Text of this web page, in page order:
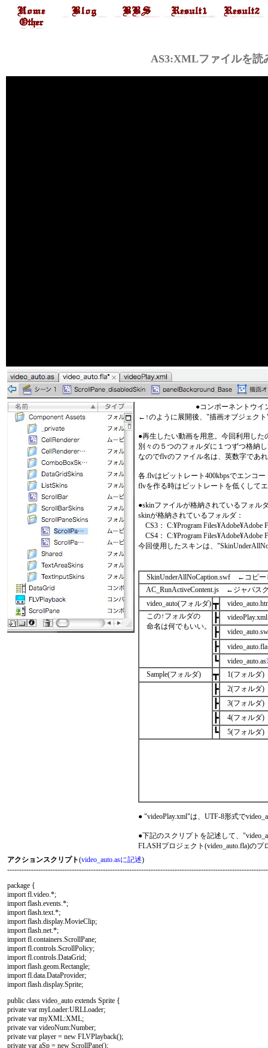
AS3:XMLファイルを読
●コンポーネントウインドウを開き
←↑のように展開後、"描画オブジェク
●再生したい動画を用意。今回利用し
別々の５つのフォルダに１つずつ格納
なのでflvのファイル名は、英数字であ
各.flvはビットレート400kbpsでエンコ
flvを作る時はビットレートを低くして
●skinファイルが格納されているフォル
skinが格納されているフォルダ：
CS3： C:¥Program Files¥Adobe¥Adobe
CS4： C:¥Program Files¥Adobe¥Adobe
今回使用したスキンは、
SkinUnderAllNoCaption.swf ←コピー
AC_RunActiveContent.js ←ジャバス
video_auto(フォルダ) ┳
この↑フォルダの
命名は何でもいい。
┣ videoPlay.xml
┣
┣ video_auto.fla
┗ video_auto.as
Sample(フォルダ)
┳ 1(フォルダ)
┣ 2(フォルダ)
┣ 3(フォルダ)
┣ 4(フォルダ)
┗ 5(フォルダ)
● "videoPlay.xml"は、UTF-8形式で
●下記のスクリプトを記述して、
FLASHプロジェクト(video_auto.fla)の
アクションスクリプト(video_auto.asに記述)
package {
import fl.video.*;
import flash.events.*;
import flash.text.*;
import flash.display.MovieClip;
import flash.net.*;
import fl.containers.ScrollPane;
import fl.controls.ScrollPolicy;
import fl.controls.DataGrid;
import flash.geom.Rectangle;
import fl.data.DataProvider;
import flash.display.Sprite;
public class video_auto extends Sprite {
private var myLoader:URLLoader;
private var myXML:XML;
private var videoNum:Number;
private var player = new FLVPlayback();
private var aSp = new ScrollPane();